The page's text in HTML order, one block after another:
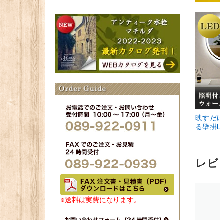
※送料は実費になります。
映すだ
る壁掛
レ